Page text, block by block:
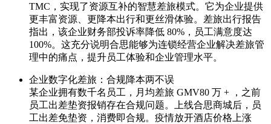
TMC，实现了资源互补的智慧差旅模式。它为企业提供
更丰富资源、更降本出行和更丝滑体验。差旅出行报告
指出，该企业财务部投诉率降低 80%，员工满意度达
100%。这充分说明合思能够为连锁经营企业解决差旅管
理中的痛点，提升员工体验和企业管理水平。
企业数字化差旅：合规降本两不误
某企业拥有数千名员工，月均差旅 GMV80 万 + ，之前
员工出差垫资报销存在合规问题。上线合思商城后，员
工出差免垫资，消费即合规。疫情放开酒店价格上涨